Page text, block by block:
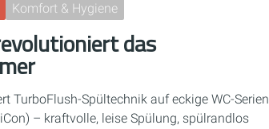
Komfort & Hygiene
das
TurboFlush-Spültechnik auf eckige WC-Serien
– kraftvolle, leise Spülung, spülrandlos